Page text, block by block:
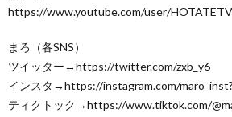
https://www.youtube.com/user/
まろ（各SNS）
ツイッター→https://twitter.com/zxb_y6
インスタ→https://instagram.com/
ティクトック→https://www.tiktok.com/